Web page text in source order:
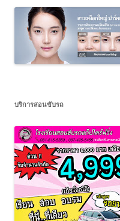
บริการสอนขับรถ